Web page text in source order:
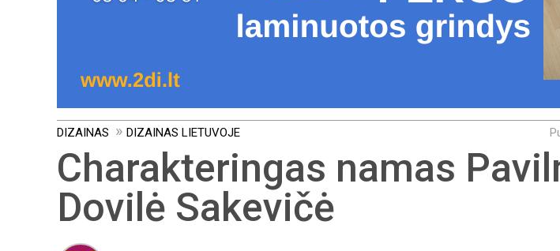
DIZAINAS DIZAINAS LIETUVOJE
Charakteringas namas
Dovilė Sakevičė